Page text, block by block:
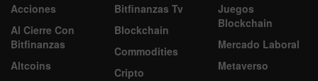
Acciones
Al Cierre Con
Bitfinanzas
Altcoins
Bitfinanzas Tv
Blockchain
Commodities
Cripto
Juegos
Blockchain
Mercado Laboral
Metaverso